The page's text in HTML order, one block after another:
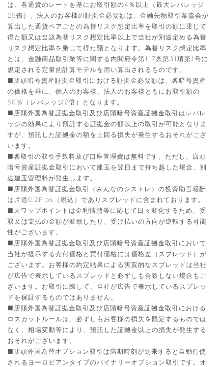
は、各通貨のレートを基にお取引額の4％以上（最大レバレッジ
25倍）、法人のお客様の証拠金必要額は、金融先物取引業協会が
算出した通貨ペアごとの為替リスク想定比率を取引の額に乗じて
得た額又は当該為替リスク想定比率以上で当社が別途定める為替
リスク想定比率を乗じて得た額となります。為替リスク想定比率
とは、金融商品取引業等に関する内閣府令第117条第31項第1号に
規定される定量的計算モデルを用い算出されるものです。
■店頭暗号資産証拠金取引における証拠金必要額は、各暗号資産
の価格を基に、個人のお客様、法人のお客様ともにお取引額の
50％（レバレッジ2倍）となります。
■店頭外国為替証拠金取引及び店頭暗号資産証拠金取引はレバレ
ッジの効果により預託する証拠金の額以上の取引が可能となりま
すが、預託した証拠金の額を上回る損失が発生するおそれがござ
います。
■各取引の取引手数料及び口座管理費は無料です。ただし、店頭
暗号資産証拠金取引において建玉を翌日まで持ち越した場合、別
途建玉管理料が発生します。
■店頭外国為替証拠金取引（みんなのシストレ）の投資助言報酬
は片道0.2Pips（税込）でありスプレッドに含まれております。
■スワップポイントは金利情勢等に応じて日々変化するため、受
取又は支払の金額が変動したり、受け払いの方向が逆転する可能
性がございます。
■店頭外国為替証拠金取引及び店頭暗号資産証拠金取引において
当社が提示する売付価格と買付価格には価格差（スプレッド）が
ございます。お客様の約定結果による実質的なスプレッドは当社
が広告で表示しているスプレッドと必ずしも合致しない場合もご
ざいます。お取引に際して、当社が広告で表示しているスプレッ
ドを保証するものではありません。
■店頭外国為替証拠金取引及び店頭暗号資産証拠金取引における
ロスカットルールは、必ずしもお客様の損失を限定するものでは
なく、相場変動等により、預託した証拠金以上の損失が発生する
おそれがございます。
■店頭外国為替オプション取引は満期時刻が到来すると自動行使
されるヨーロピアンタイプのバイナリーオプション取引です。オ